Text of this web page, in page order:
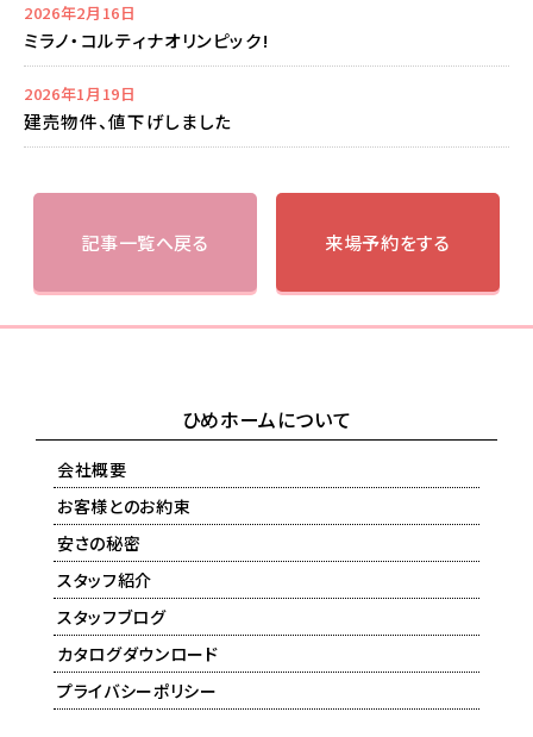
2026年2月16日
ミラノ・コルティナオリンピック!
2026年1月19日
建売物件、値下げしました
記事一覧へ戻る 来場予約をする
ひめホームについて
会社概要
お客様とのお約束
安さの秘密
スタッフ紹介
スタッフブログ
カタログダウンロード
プライバシーポリシー